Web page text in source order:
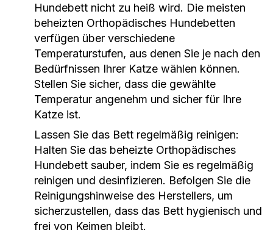
Hundebett nicht zu heiß wird. Die meisten
beheizten Orthopädisches Hundebetten
verfügen über verschiedene
Temperaturstufen, aus denen Sie je nach den
Bedürfnissen Ihrer Katze wählen können.
Stellen Sie sicher, dass die gewählte
Temperatur angenehm und sicher für Ihre
Katze ist.
Lassen Sie das Bett regelmäßig reinigen:
Halten Sie das beheizte Orthopädisches
Hundebett sauber, indem Sie es regelmäßig
reinigen und desinfizieren. Befolgen Sie die
Reinigungshinweise des Herstellers, um
sicherzustellen, dass das Bett hygienisch und
frei von Keimen bleibt.